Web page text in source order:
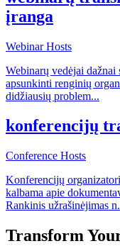
įranga
Webinar Hosts
Webinarų vedėjai
apsunkinti renginių
didžiausių problem...
konferencijų
Conference Hosts
Konferencijų
kalbama apie
Rankinis užrašinėjimas n
Transform